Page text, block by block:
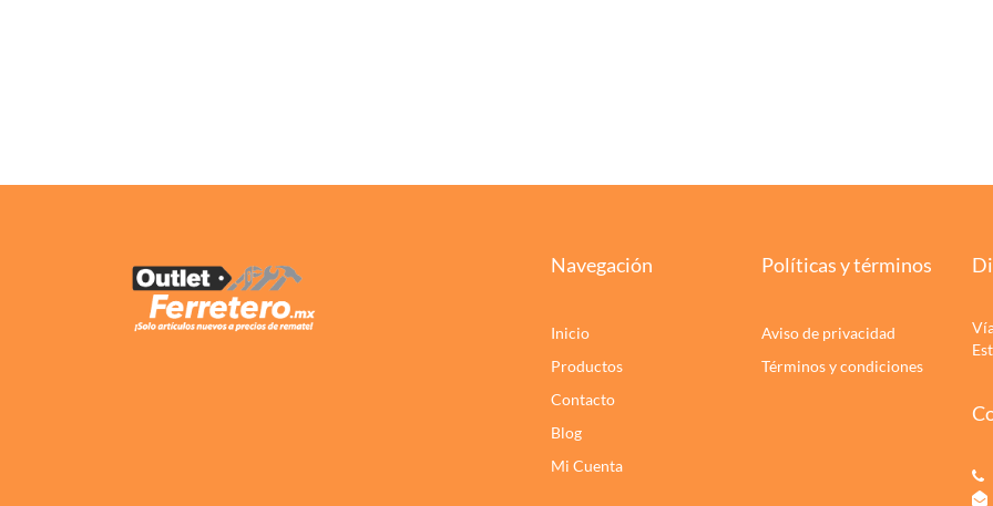
Navegación
Inicio
Productos
Contacto
Blog
Mi Cuenta
Políticas y términos
Aviso de privacidad
Términos y condiciones